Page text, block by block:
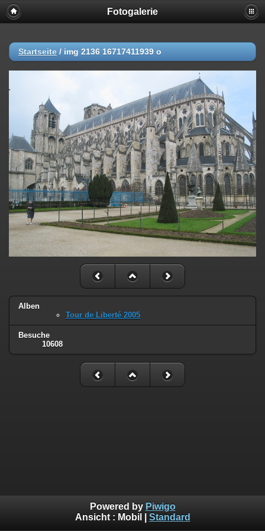
Fotogalerie
Startseite / img 2136 16717411939 o
Alben
Tour de Liberté 2005
Besuche
10608
Powered by Piwigo
Ansicht : Mobil Standard